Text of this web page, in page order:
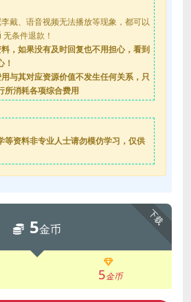
李戴、语音视频无法播放等现象，都可以
条件退款！
，如果没有及时回复也不用担心，看到
！
与其对应资源价值不发生任何关系，只
所消耗各项综合费用
等资料非专业人士请勿模仿学习，仅供
下载
5金币
5金币